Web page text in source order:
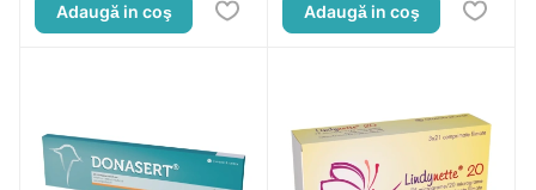
Adaugă in coş Adaugă in coş